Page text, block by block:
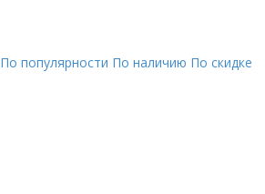
По популярности По наличию По скидке